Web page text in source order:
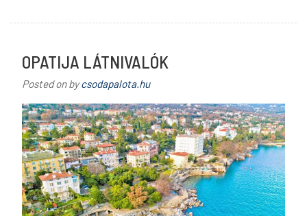
OPATIJA LÁTNIVALÓK
Posted onbycsodapalota.hu